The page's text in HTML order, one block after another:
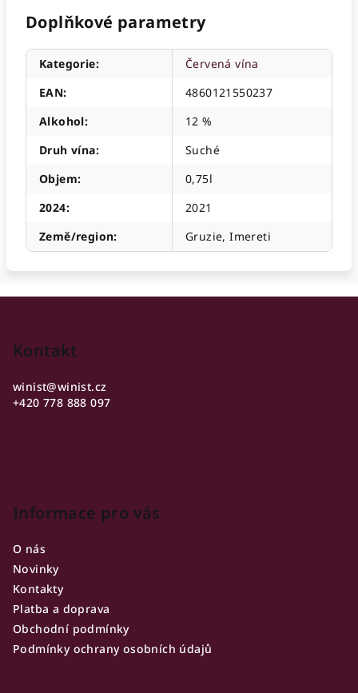
Doplňkové parametry
Kategorie:
Červená vína
EAN:
4860121550237
Alkohol:
12 %
Druh vína:
Suché
Objem:
0,75l
2024:
2021
Země/region: Gruzie, Imereti
Kontakt
winist@winist.cz
+420 778 888 097
Informace pro vás
O nás
Novinky
Kontakty
Platba a doprava
Obchodní podmínky
Podmínky ochrany osobních údajů